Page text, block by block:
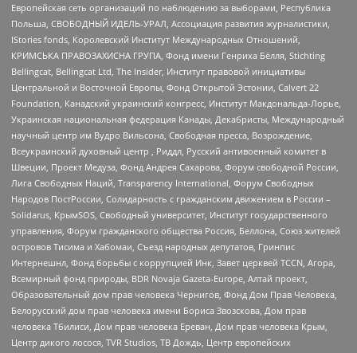
Европейская сеть организаций по наблюдению за выборами, Республика
Польша, СВОБОДНЫЙ ИДЕЛЬ-УРАЛ, Ассоциация развития журналистики,
IStories fonds, Королевский Институт Международных Отношений,
КРИМСЬКА ПРАВОЗАХИСНА ГРУПА, Фонд имени Генриха Бёлля, Stichting
Bellingcat, Bellingcat Ltd, The Insider, Институт правовой инициативы
Центральной и Восточной Европы, Фонд Открытой Эстонии, Calvert 22
Foundation, Канадский украинский конгресс, Институт Макдональда-Лорье,
Украинская национальная федерация Канады, Декабристы, Международный
научный центр им Вудро Вильсона, Свободная пресса, Возрождение,
Всеукраинский духовный центр , Риддл, Русский антивоенный комитет в
Швеции, Проект Медуза, Фонд Андрея Сахарова, Форум свободной России,
Лига Свободных Наций, Transparеncy International, Форум Свободных
Народов ПостРоссии, Солидарность с гражданским движением в России –
Solidarus, КрымSOS, Свободный университет, Институт государственного
управления, Форум гражданского общества Россия, Беллона, Союз жителей
островов Тисима и Хабомаи, Съезд народных депутатов, Гринпис
Интернешнл, Фонд борьбы с коррупцией Инк, Завет церквей TCCN, Агора,
Всемирный фонд природы, BDR Novaja Gazeta-Europe, Алтай проект,
Образовательный дом прав человека Чернигов, Фонд Дом Прав Человека,
Белорусский дом прав человека имени Бориса Звозскова, Дом прав
человека Тбилиси, Дом прав человека Ереван, Дом прав человека Крым,
Центр дикого лосося, TVR Studios, ТВ Дождь, Центр европейских